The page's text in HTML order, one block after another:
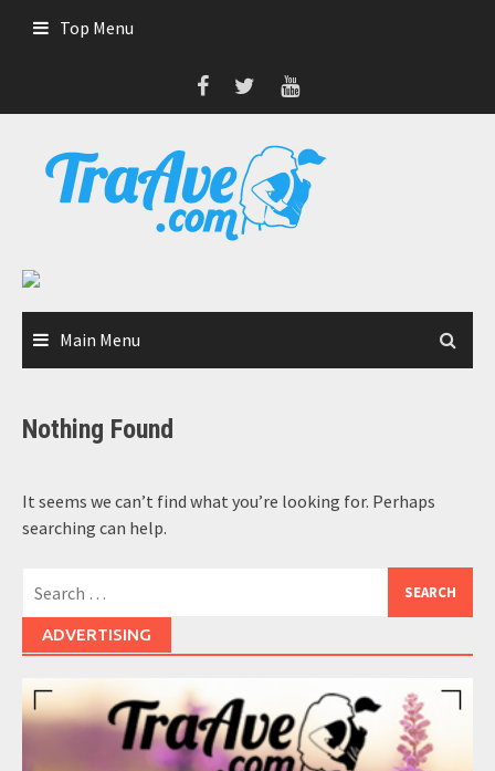
Top Menu
Main Menu
Nothing Found
It seems we can’t find what you’re looking for. Perhaps
searching can help.
ADVERTISING